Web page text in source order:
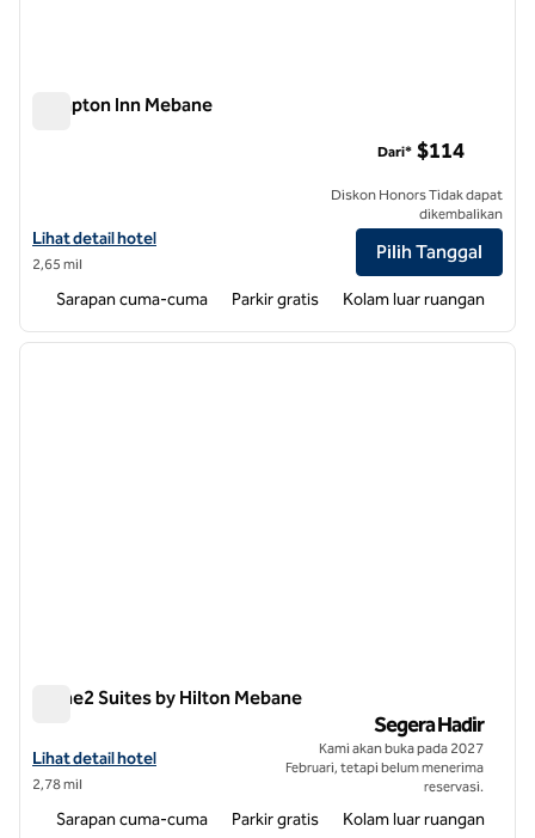
Hampton Inn Mebane
Lihat detail hotel untuk Hampton Inn Mebane
Lihat detail hotel
2,65 mil
Dari* $114
Diskon Honors Tidak dapat
dikembalikan
Pilih Tanggal
Sarapan cuma-cuma Parkir gratis Kolam luar ruangan
1 dari 11
Home2 Suites by Hilton Mebane
Lihat detail hotel untuk Home2 Suites by Hilton Mebane
Lihat detail hotel
2,78 mil
Segera Hadir
Kami akan buka pada 2027
Februari, tetapi belum menerima
reservasi.
Sarapan cuma-cuma Parkir gratis Kolam luar ruangan